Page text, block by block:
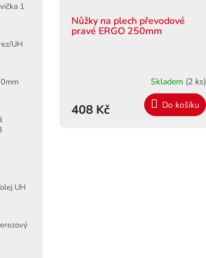
1
UH
UH
Nůžky na plech převodové
pravé ERGO 250mm
Skladem (2 ks)
408 Kč Do košíku